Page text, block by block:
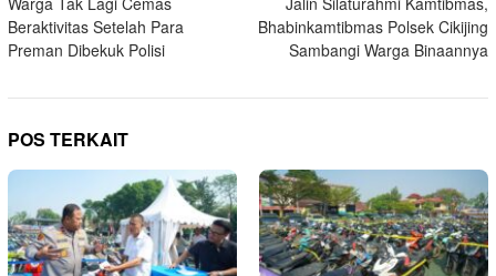
pos
Beraktivitas Setelah Para
Preman Dibekuk Polisi
Bhabinkamtibmas Polsek Cikijing
Sambangi Warga Binaannya
POS TERKAIT